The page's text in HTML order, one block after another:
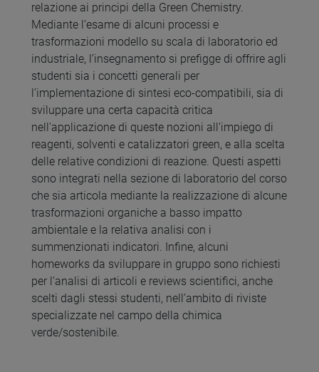
relazione ai principi della Green Chemistry.
Mediante l’esame di alcuni processi e
trasformazioni modello su scala di laboratorio ed
industriale, l’insegnamento si prefigge di offrire agli
studenti sia i concetti generali per
l’implementazione di sintesi eco-compatibili, sia di
sviluppare una certa capacità critica
nell'applicazione di queste nozioni all’impiego di
reagenti, solventi e catalizzatori green, e alla scelta
delle relative condizioni di reazione. Questi aspetti
sono integrati nella sezione di laboratorio del corso
che sia articola mediante la realizzazione di alcune
trasformazioni organiche a basso impatto
ambientale e la relativa analisi con i
summenzionati indicatori. Infine, alcuni
homeworks da sviluppare in gruppo sono richiesti
per l’analisi di articoli e reviews scientifici, anche
scelti dagli stessi studenti, nell’ambito di riviste
specializzate nel campo della chimica
verde/sostenibile.